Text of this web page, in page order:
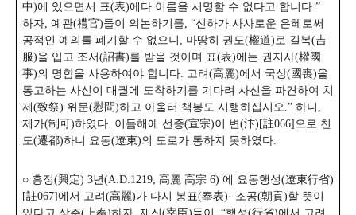
中)에 있으면서 표(表)에다 이름을 서명할 수 없다고 합니다.”
하자, 예관(禮官)들이 의논하기를, “신하가 사사로운 은혜로써
공적인 예의를 폐기할 수 없으니, 마땅히 권도(權道)로 길복(吉
服)을 입고 조서(詔書)를 받을 것이며 표(表)에는 권지사(權國
事)의 명함을 사용하여야 합니다. 고려(高麗)에서 국상(國喪)을
통고하는 사신이 대궐에 도착하기를 기다려 사신을 파견하여 치
제(致祭) 위문(慰問)하고 아울러 책봉도 시행하십시오.” 하니,
제가(制可)하였다. 이듬해에 선종(宣宗)이 변(汴)[註066]으로 천
도(遷都)하니 요동(遼東)의 도로가 통하지 못하였다.
○ 흥정(興定) 3년(A.D.1219; 高麗 高宗 6) 에 요동행성(遼東行省)
[註067]에서 고려(高麗)가 다시 봉표(奉表)· 조공(朝貢)할 뜻이